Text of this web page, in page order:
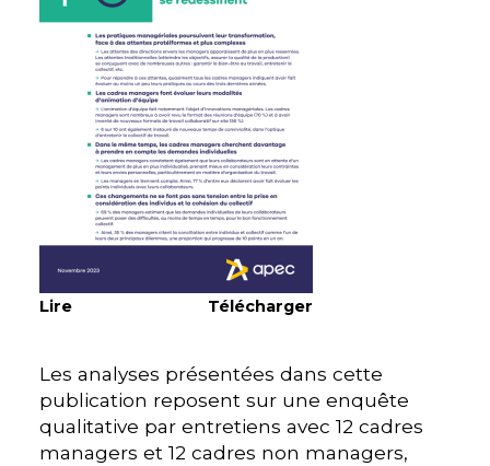
Lire Télécharger
Les analyses présentées dans cette
publication reposent sur une enquête
qualitative par entretiens avec 12 cadres
managers et 12 cadres non managers,